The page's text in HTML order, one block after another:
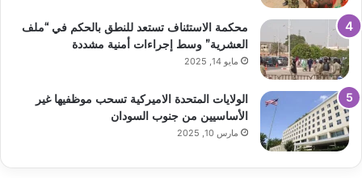
محكمة الاستئناف تستعد للنطق بالحكم في “ملف
العشرية” وسط إجراءات أمنية مشددة
مايو 14, 2025
الولايات المتحدة الاميركية تسحب موظفيها غير
الأساسيين من جنوب السودان
مارس 10, 2025